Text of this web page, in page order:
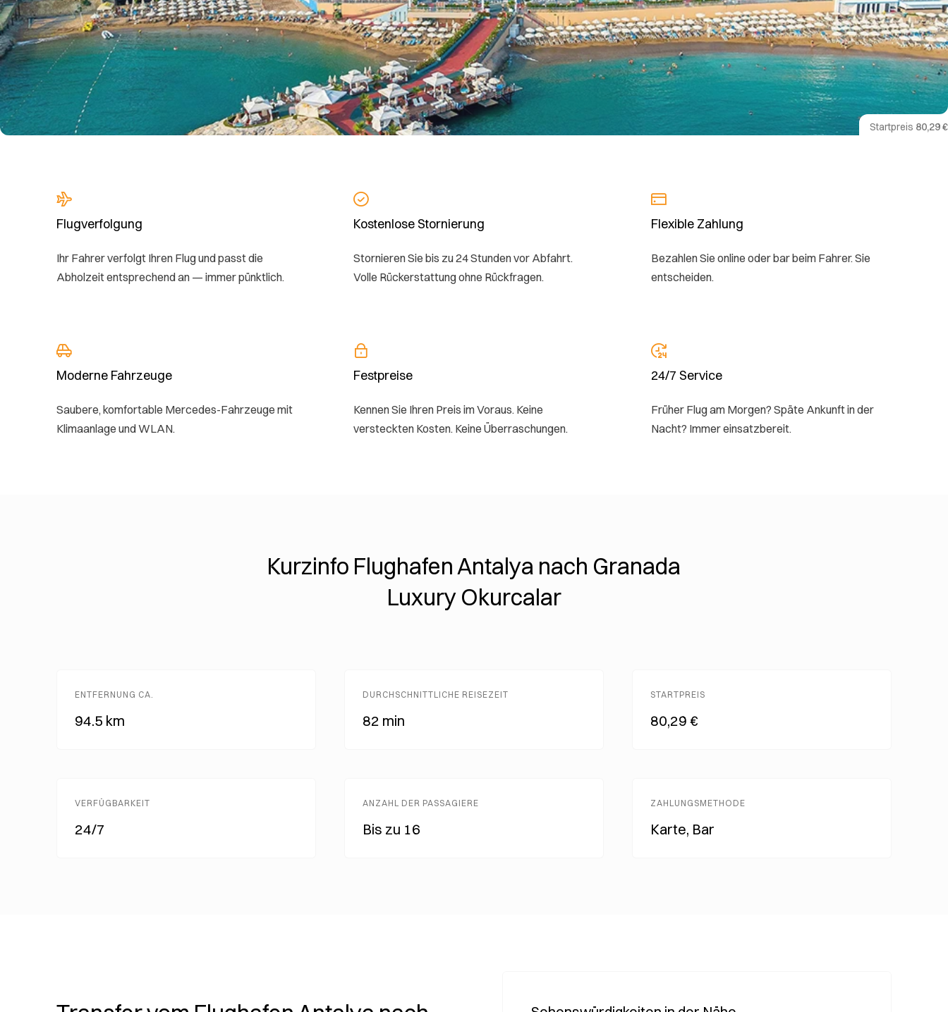
Startpreis 80,29 €
Flugverfolgung
Ihr Fahrer verfolgt Ihren Flug und passt die
Abholzeit entsprechend an — immer pünktlich.
Kostenlose Stornierung
Stornieren Sie bis zu 24 Stunden vor Abfahrt.
Volle Rückerstattung ohne Rückfragen.
Flexible Zahlung
Bezahlen Sie online oder bar beim Fahrer. Sie
entscheiden.
Moderne Fahrzeuge
Saubere, komfortable Mercedes-Fahrzeuge mit
Klimaanlage und WLAN.
Festpreise
Kennen Sie Ihren Preis im Voraus. Keine
versteckten Kosten. Keine Überraschungen.
24/7 Service
Früher Flug am Morgen? Späte Ankunft in der
Nacht? Immer einsatzbereit.
Kurzinfo Flughafen Antalya nach Granada
Luxury Okurcalar
ENTFERNUNG CA.
94.5 km
DURCHSCHNITTLICHE REISEZEIT
82 min
STARTPREIS
80,29 €
VERFÜGBARKEIT
24/7
ANZAHL DER PASSAGIERE
Bis zu 16
ZAHLUNGSMETHODE
Karte, Bar